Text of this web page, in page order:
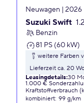
Neuwagen | 2026
Suzuki Swift
Benzin
81 PS (60 kW)
weitere Farben
Lieferzeit ca. 20
Leasingdetails:30
1.000 €
Kraftstoffverbrauch
kombiniert: 99 g/km